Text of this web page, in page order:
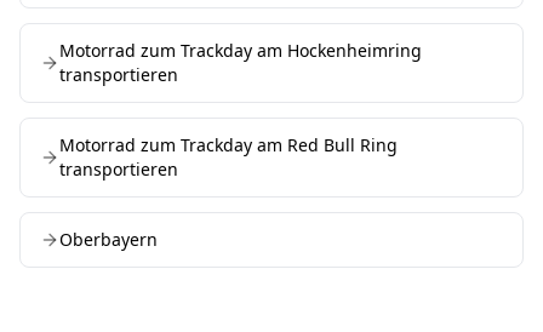
Motorrad zum Trackday am Hockenheimring
transportieren
Motorrad zum Trackday am Red Bull Ring
transportieren
Oberbayern